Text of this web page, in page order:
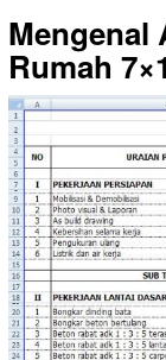
Mengenal
Rumah